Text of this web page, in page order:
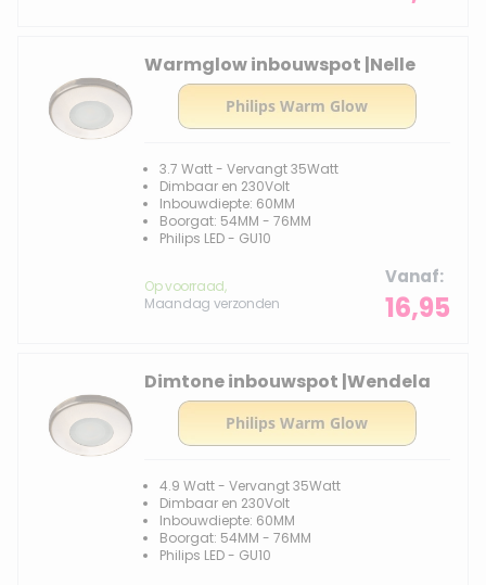
Warmglow inbouwspot |Nelle
3.7 Watt - Vervangt 35Watt
Dimbaar en 230Volt
Inbouwdiepte: 60MM
Boorgat: 54MM - 76MM
Philips LED - GU10
Op voorraad,
Maandag verzonden
Vanaf
16,95
Dimtone inbouwspot |Wendela
4.9 Watt - Vervangt 35Watt
Dimbaar en 230Volt
Inbouwdiepte: 60MM
Boorgat: 54MM - 76MM
Philips LED - GU10